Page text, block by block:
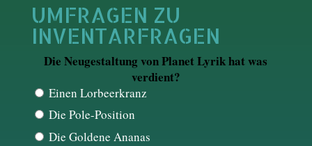
UMFRAGEN ZU
INVENTARFRAGEN
Die Neugestaltung von Planet Lyrik hat was
verdient?
Einen Lorbeerkranz
Die Pole-Position
Die Goldene Ananas